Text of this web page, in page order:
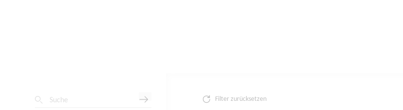
Suche Filter zurücksetzen